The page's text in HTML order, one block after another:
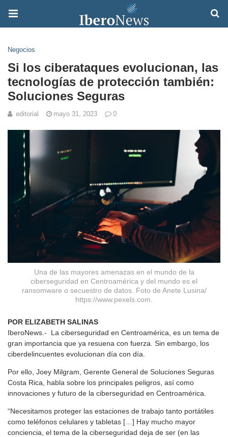
Negocios
Si los ciberataques evolucionan, las
tecnologías de protección también:
Soluciones Seguras
editorial mayo 31, 2023 0
Una de las mayores amenazas en el mundo de la
ciberseguridad en Centroamérica y del mundo es el
ransomware o secuestro de datos. Foto de Anete Lusina/
https://www.pexels.com.
POR ELIZABETH SALINAS
IberoNews.- La ciberseguridad en Centroamérica, es un tema de
gran importancia que ya resuena con fuerza. Sin embargo, los
ciberdelincuentes evolucionan día con día.
Por ello, Joey Milgram, Gerente General de Soluciones Seguras
Costa Rica, habla sobre los principales peligros, así como
innovaciones y futuro de la ciberseguridad en Centroamérica.
“Necesitamos proteger las estaciones de trabajo tanto portátiles
como teléfonos celulares y tabletas […] Hay mucho mayor
conciencia, el tema de la ciberseguridad deja de ser (en las